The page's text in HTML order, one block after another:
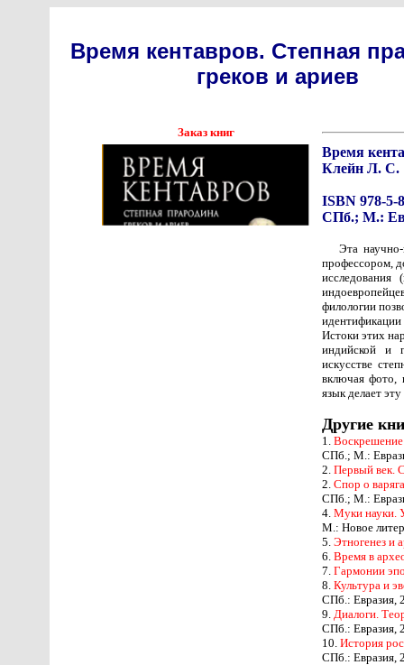
Время кентавров. Степная
греков и ариев
Заказ книг
Время
Клейн Л. С.
ISBN 978-5-
СПб.; М.:
Эта
профессором,
филологии
идентификации
Истоки этих
индийской и
искусстве
включая фото,
язык делает
Другие
1. Воскрешение
СПб.; М.:
2. Первый век.
2. Спор о
СПб.; М.:
4. Муки науки.
М.: Новое
5. Этногенез и
6. Время в
7. Гармонии
8. Культура и
СПб.: Евразия,
9. Диалоги.
СПб.: Евразия,
10. История
СПб.: Евразия,